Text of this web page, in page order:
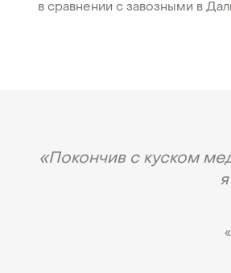
в сравнении с завозными в
«Покончив с куском